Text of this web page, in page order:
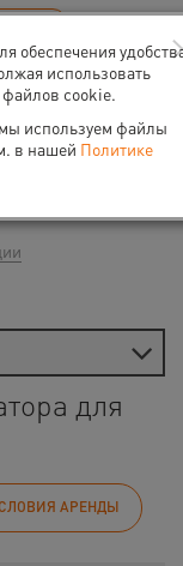
RU EN
для
АРЕНДЫ
обеспечения
использовать
файлов cookie.
используем файлы
в нашей Политике